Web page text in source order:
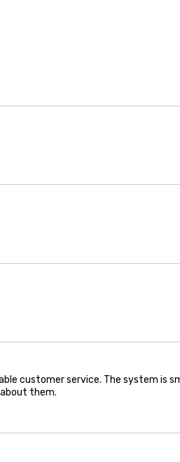
customer service. The system is
them.